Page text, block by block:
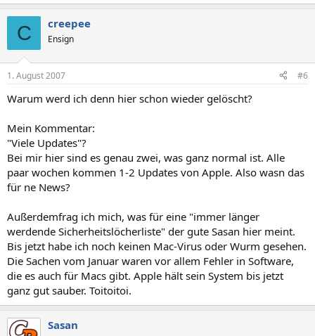
C creepee
Ensign
1. August 2007 #6
Warum werd ich denn hier schon wieder gelöscht?
Mein Kommentar:
"Viele Updates"?
Bei mir hier sind es genau zwei, was ganz normal ist. Alle
paar wochen kommen 1-2 Updates von Apple. Also wasn das
für ne News?
Außerdemfrag ich mich, was für eine "immer länger
werdende Sicherheitslöcherliste" der gute Sasan hier meint.
Bis jetzt habe ich noch keinen Mac-Virus oder Wurm gesehen.
Die Sachen vom Januar waren vor allem Fehler in Software,
die es auch für Macs gibt. Apple hält sein System bis jetzt
ganz gut sauber. Toitoitoi.
Sasan